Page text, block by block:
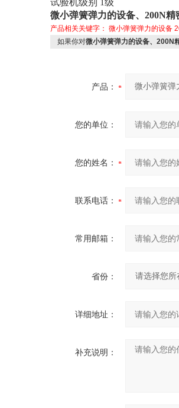
试验机级别 1级
微小弹簧弹力的设备、200N
产品相关关键字： 微小弹簧弹力的设备
如果你对微小弹簧弹力的设备、200N
产品：
您的单位：
您的姓名：
联系电话：
常用邮箱：
省份：
详细地址：
补充说明：